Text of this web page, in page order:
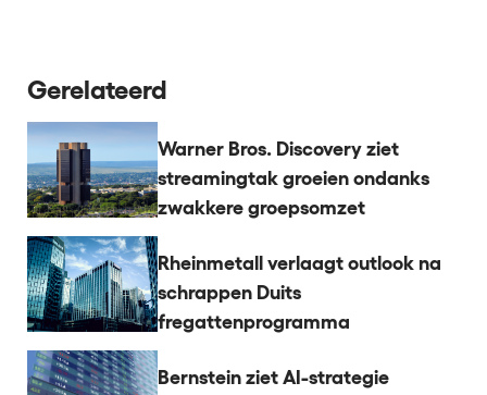
Gerelateerd
Warner Bros. Discovery ziet
streamingtak groeien ondanks
zwakkere groepsomzet
Rheinmetall verlaagt outlook na
schrappen Duits
fregattenprogramma
Bernstein ziet AI-strategie